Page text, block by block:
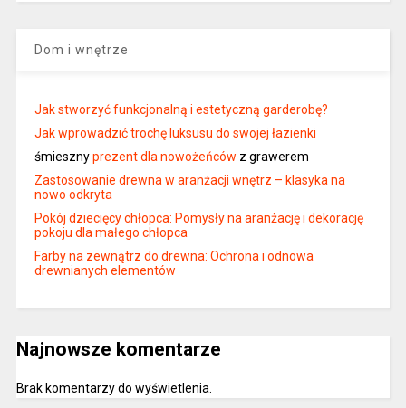
Dom i wnętrze
Jak stworzyć funkcjonalną i estetyczną garderobę?
Jak wprowadzić trochę luksusu do swojej łazienki
śmiesznyprezent dla nowożeńców z grawerem
Zastosowanie drewna w aranżacji wnętrz – klasyka na
nowo odkryta
Pokój dziecięcy chłopca: Pomysły na aranżację i dekorację
pokoju dla małego chłopca
Farby na zewnątrz do drewna: Ochrona i odnowa
drewnianych elementów
Najnowsze komentarze
Brak komentarzy do wyświetlenia.